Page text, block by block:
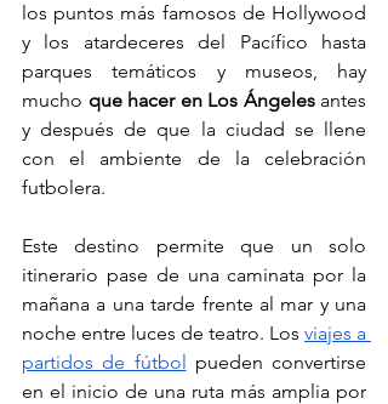
los puntos más famosos de Hollywood
y los atardeceres del Pacífico hasta
parques temáticos y museos, hay
mucho que hacer en Los Ángeles antes
y después de que la ciudad se llene
con el ambiente de la celebración
futbolera.
Este destino permite que un solo
itinerario pase de una caminata por la
mañana a una tarde frente al mar y una
noche entre luces de teatro. Los viajes a
partidos de fútbol pueden convertirse
en el inicio de una ruta más amplia por